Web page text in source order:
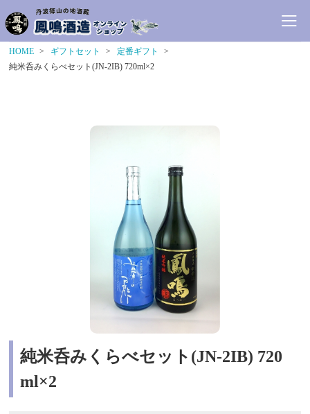
HOME ギフトセット
定番ギフト
純米呑みくらべセット(JN-2IB) 720ml×2
純米呑みくらべセット(JN-2IB) 720
ml×2